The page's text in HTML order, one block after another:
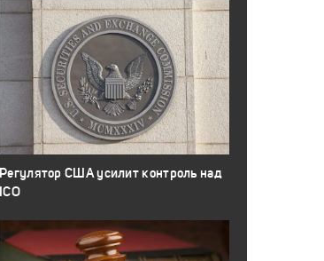
Регулятор США усилит контроль над
ICO